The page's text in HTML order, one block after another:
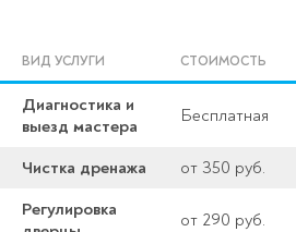
ВИД УСЛУГИ СТОИМОСТЬ
Диагностика и
выезд мастера
Бесплатная
Чистка дренажа от 350 руб.
Регулировка
от 290 руб.